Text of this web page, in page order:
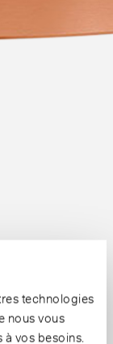
technologies
nous vous
à vos besoins.